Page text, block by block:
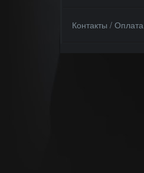
Контакты / Оплата